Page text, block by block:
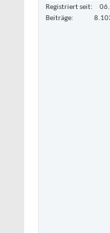
Registriert seit
Beiträge